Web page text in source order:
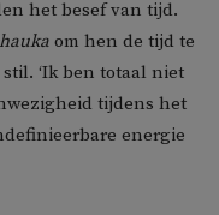
het besef van tijd.
om hen de tijd te
‘Ik ben totaal niet
tijdens het
energie